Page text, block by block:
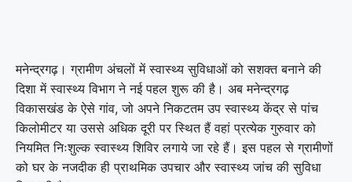
मनेन्द्रगढ़। ग्रामीण अंचलों में स्वास्थ्य सुविधाओं को सशक्त बनाने की
दिशा में स्वास्थ्य विभाग ने नई पहल शुरू की है। अब मनेन्द्रगढ़
विकासखंड के ऐसे गांव, जो अपने निकटतम उप स्वास्थ्य केंद्र से पांच
किलोमीटर या उससे अधिक दूरी पर स्थित हैं वहां प्रत्येक गुरुवार को
नियमित निःशुल्क स्वास्थ्य शिविर लगाये जा रहे हैं। इस पहल से ग्रामीणों
को घर के नजदीक ही प्राथमिक उपचार और स्वास्थ्य जांच की सुविधा